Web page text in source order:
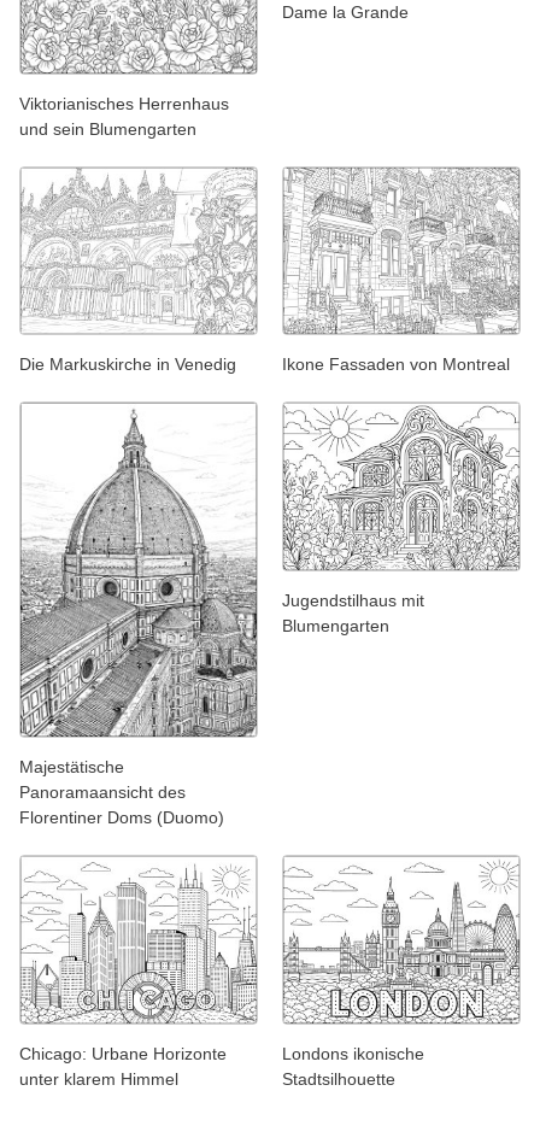
Viktorianisches Herrenhaus
und sein Blumengarten
Dame la Grande
Die Markuskirche in Venedig Ikone Fassaden von Montreal
Majestätische
Panoramaansicht des
Florentiner Doms (Duomo)
Jugendstilhaus mit
Blumengarten
Chicago: Urbane Horizonte
unter klarem Himmel
Londons ikonische
Stadtsilhouette